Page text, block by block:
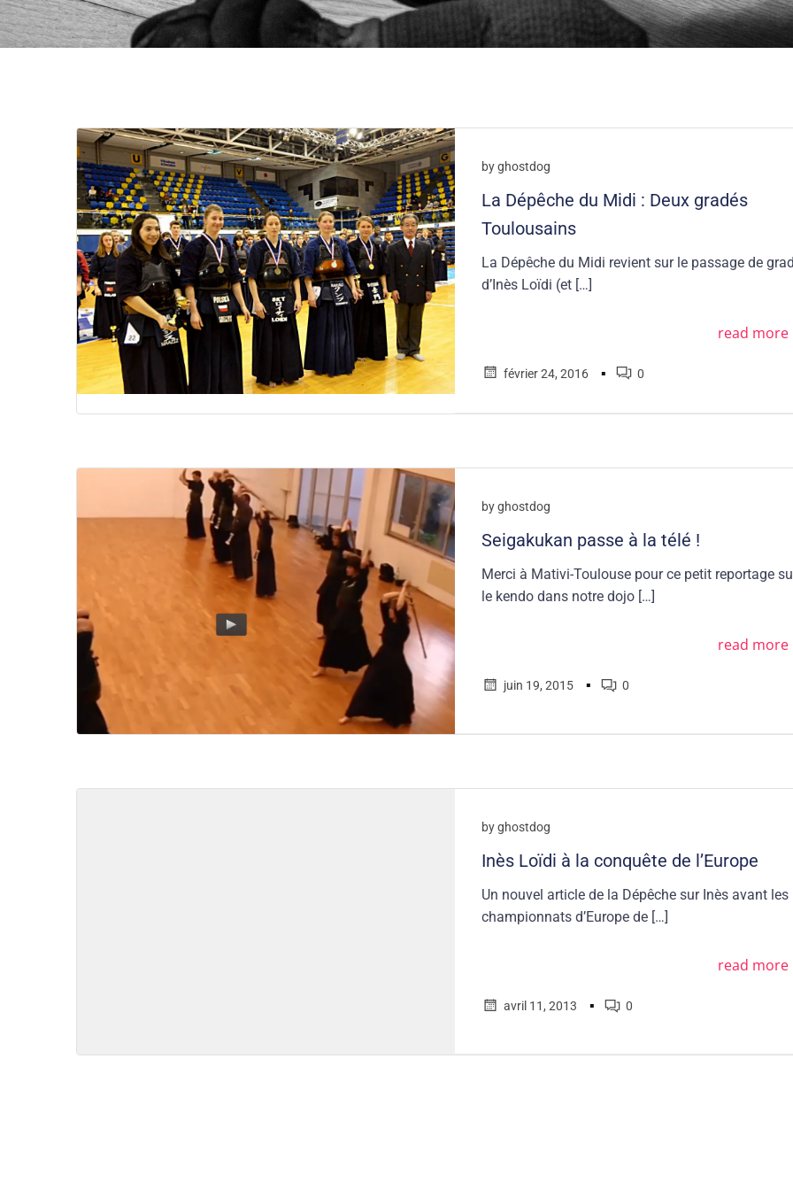
byghostdog
La Dépêche du Midi : Deux gradés
Toulousains
La Dépêche du Midi revient sur le passage de
d’Inès Loïdi (et […]
read more
février 24, 2016 ▪ 0
byghostdog
Seigakukan passe à la télé !
Merci à Mativi-Toulouse pour ce petit reportage
le kendo dans notre dojo […]
read more
juin 19, 2015 ▪ 0
byghostdog
Inès Loïdi à la conquête de l’Europe
Un nouvel article de la Dépêche sur Inès avant les
championnats d’Europe de […]
read more
avril 11, 2013 ▪ 0